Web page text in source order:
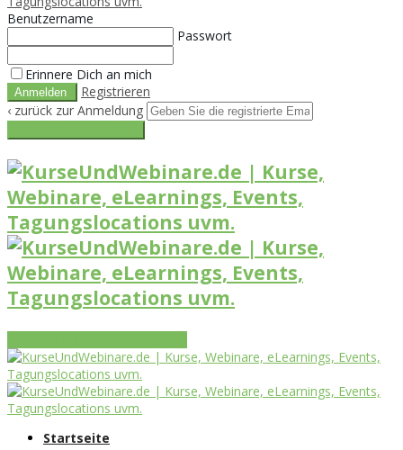
Benutzername
Passwort
Erinnere Dich an mich
Registrieren
‹ zurück zur Anmeldung
Startseite